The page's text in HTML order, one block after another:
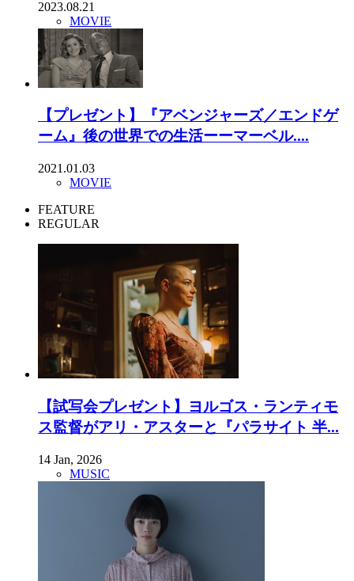
2023.08.21
MOVIE
【プレゼント】『アベンジャーズ／エンドゲ
ーム』後の世界での生活ーーマーベル....
2021.01.03
MOVIE
FEATURE
REGULAR
【試写会プレゼント】ヨルゴス・ランティモ
ス監督がアリ・アスターと『パラサイト 半...
14 Jan, 2026
MUSIC